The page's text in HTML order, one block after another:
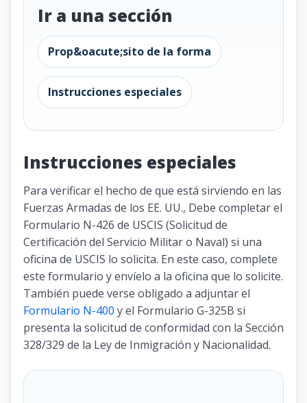
Ir a una sección
Prop&oacute;sito de la forma
Instrucciones especiales
Instrucciones especiales
Para verificar el hecho de que está sirviendo en las
Fuerzas Armadas de los EE. UU., Debe completar el
Formulario N-426 de USCIS (Solicitud de
Certificación del Servicio Militar o Naval) si una
oficina de USCIS lo solicita. En este caso, complete
este formulario y envíelo a la oficina que lo solicite.
También puede verse obligado a adjuntar el
Formulario N-400 y el Formulario G-325B si
presenta la solicitud de conformidad con la Sección
328/329 de la Ley de Inmigración y Nacionalidad.